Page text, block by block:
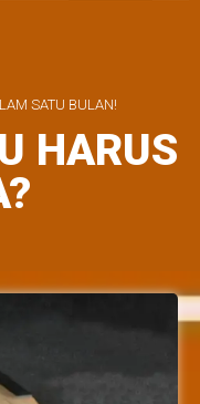
SATU BULAN!
HARUS